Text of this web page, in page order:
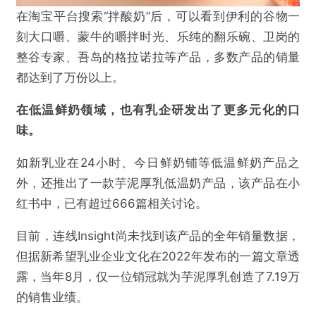
在淘宝平台搜索“拌酸奶”后，可以看到伊利的谷物一
刻大口嚼、蒙牛的嚼拌时光、乐纯的翻乐碗、卫岗的
整谷专家、吾岛的格拉诺拉等产品，多数产品的销量
都达到了万份以上。
在低温鲜奶领域，也有乳企研发出了更多元化的口
味。
如新乳业在24小时、今日鲜奶铺等低温鲜奶产品之
外，还推出了一款芋泥厚乳低温奶产品，该产品在小
红书中，已有超过666篇相关讨论。
目前，连线Insight尚未找到该产品的全年销量数据，
但据新希望乳业企业文化在2022年发布的一篇文章透
露，当年8月，仅一位销冠就为芋泥厚乳创造了7.19万
的销售业绩。